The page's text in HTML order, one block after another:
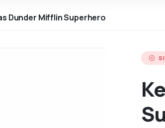
Dunder Mifflin Superhero